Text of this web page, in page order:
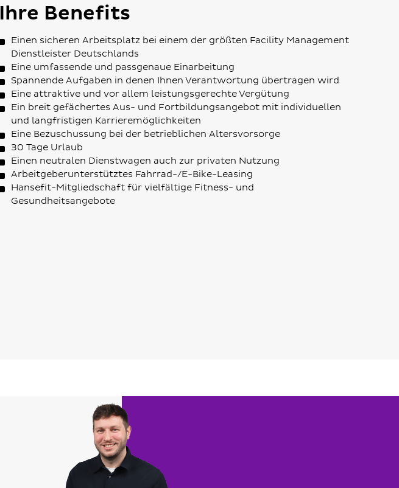
Ihre Benefits
Einen sicheren Arbeitsplatz bei einem der größten Facility Management
Dienstleister Deutschlands
Eine umfassende und passgenaue Einarbeitung
Spannende Aufgaben in denen Ihnen Verantwortung übertragen wird
Eine attraktive und vor allem leistungsgerechte Vergütung
Ein breit gefächertes Aus- und Fortbildungsangebot mit individuellen
und langfristigen Karrieremöglichkeiten
Eine Bezuschussung bei der betrieblichen Altersvorsorge
30 Tage Urlaub
Einen neutralen Dienstwagen auch zur privaten Nutzung
Arbeitgeberunterstütztes Fahrrad-/E-Bike-Leasing
Hansefit-Mitgliedschaft für vielfältige Fitness- und
Gesundheitsangebote